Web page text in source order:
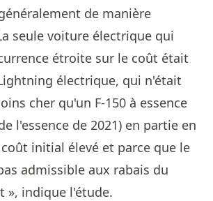
de manière
seule voiture électrique qui
étroite sur le coût était
électrique, qui n'était
cher qu'un F-150 à essence
l'essence de 2021) en partie en
initial élevé et parce que le
admissible aux rabais du
», indique l'étude.